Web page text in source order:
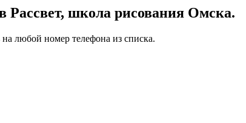
школа рисования Омска.
любой номер телефона из списка.